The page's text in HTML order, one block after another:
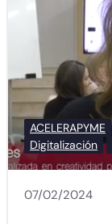
ACELERAPYME
Digitalización
07/02/2024